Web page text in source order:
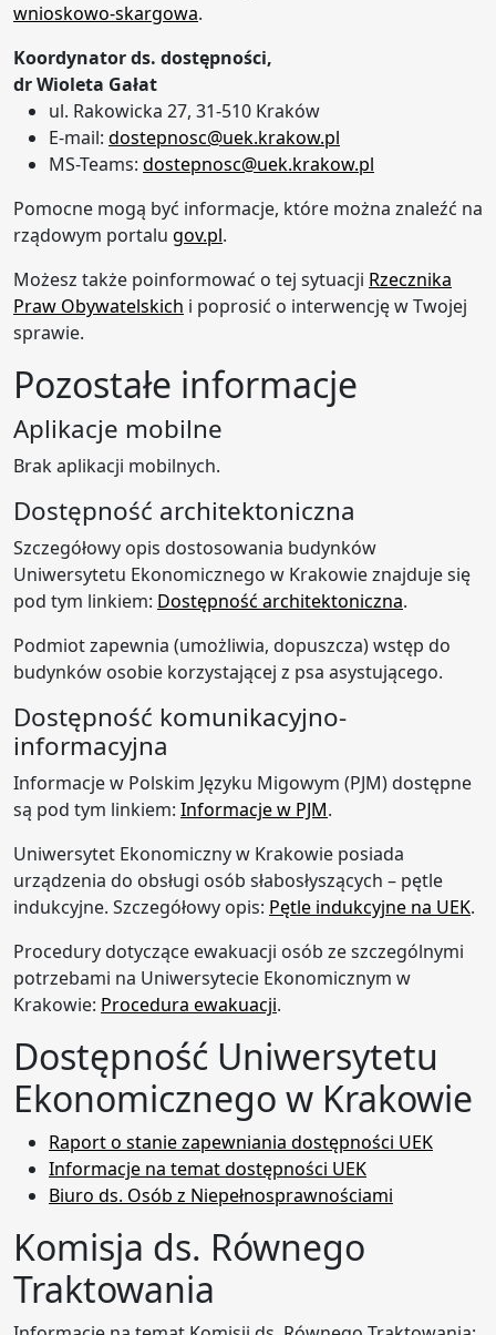
wnioskowo-skargowa.
Koordynator ds. dostępności,
dr Wioleta Gałat
ul. Rakowicka 27, 31-510 Kraków
E-mail: dostepnosc@uek.krakow.pl
MS-Teams: dostepnosc@uek.krakow.pl
Pomocne mogą być informacje, które można znaleźć na
rządowym portalu gov.pl.
Możesz także poinformować o tej sytuacji Rzecznika
Praw Obywatelskich i poprosić o interwencję w Twojej
sprawie.
Pozostałe informacje
Aplikacje mobilne
Brak aplikacji mobilnych.
Dostępność architektoniczna
Szczegółowy opis dostosowania budynków
Uniwersytetu Ekonomicznego w Krakowie znajduje się
pod tym linkiem: Dostępność architektoniczna.
Podmiot zapewnia (umożliwia, dopuszcza) wstęp do
budynków osobie korzystającej z psa asystującego.
Dostępność komunikacyjno-
informacyjna
Informacje w Polskim Języku Migowym (PJM) dostępne
są pod tym linkiem: Informacje w PJM.
Uniwersytet Ekonomiczny w Krakowie posiada
urządzenia do obsługi osób słabosłyszących – pętle
indukcyjne. Szczegółowy opis: Pętle indukcyjne na UEK.
Procedury dotyczące ewakuacji osób ze szczególnymi
potrzebami na Uniwersytecie Ekonomicznym w
Krakowie: Procedura ewakuacji.
Dostępność Uniwersytetu
Ekonomicznego w Krakowie
Raport o stanie zapewniania dostępności UEK
Informacje na temat dostępności UEK
Biuro ds. Osób z Niepełnosprawnościami
Komisja ds. Równego
Traktowania